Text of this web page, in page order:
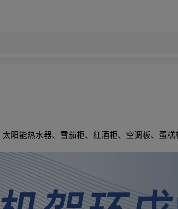
阳能热水器、雪茄柜、红酒柜、空调板、蛋糕